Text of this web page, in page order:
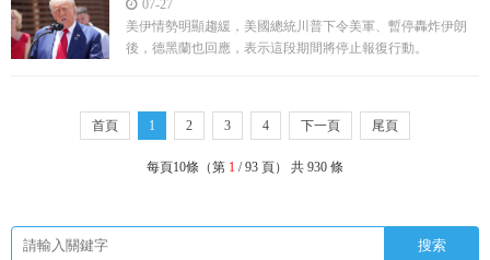
07-27
美伊情勢明顯趨緩，美國總統川普下令美軍、暫停轟炸伊朗
後，德黑蘭也回應，表示這段期間將停止報復行動。
首頁 1 2 3 4 下一頁 尾頁
每頁10條（第 1 / 93 頁） 共 930 條